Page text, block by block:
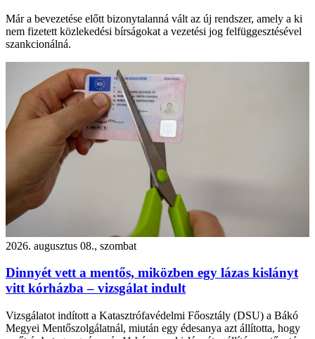
Már a bevezetése előtt bizonytalanná vált az új rendszer, amely a ki
nem fizetett közlekedési bírságokat a vezetési jog felfüggesztésével
szankcionálná.
2026. augusztus 08., szombat
Dinnyét vett a mentős, miközben egy lázas kislányt
vitt kórházba – vizsgálat indult
Vizsgálatot indított a Katasztrófavédelmi Főosztály (DSU) a Bákó
Megyei Mentőszolgálatnál, miután egy édesanya azt állította, hogy